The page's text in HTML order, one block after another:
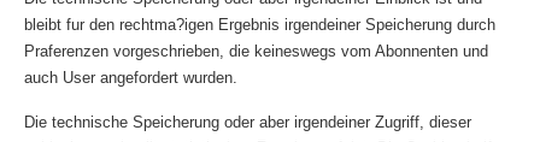
bleibt fur den rechtma?igen Ergebnis irgendeiner Speicherung durch
Praferenzen vorgeschrieben, die keineswegs vom Abonnenten und
auch User angefordert wurden.
Die technische Speicherung oder aber irgendeiner Zugriff, dieser